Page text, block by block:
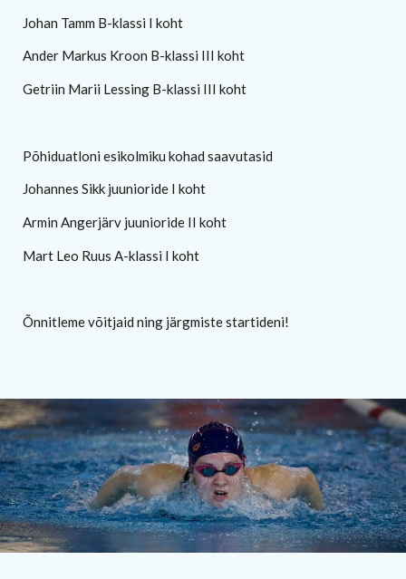
Johan Tamm B-klassi I koht
Ander Markus Kroon B-klassi III koht
Getriin Marii Lessing B-klassi III koht
Põhiduatloni esikolmiku kohad saavutasid
Johannes Sikk juunioride I koht
Armin Angerjärv juunioride II koht
Mart Leo Ruus A-klassi I koht
Õnnitleme võitjaid ning järgmiste startideni!